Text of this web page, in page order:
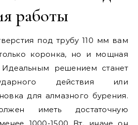
работы
под трубу 110 мм вам
коронка, но и мощная
решением станет
действия или
для алмазного бурения.
иметь достаточную